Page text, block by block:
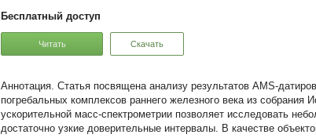
Бесплатный доступ
Читать Скачать
Статья посвящена анализу результатов AMS-
погребальных комплексов раннего железного века из собрания
ускорительной масс-спектрометрии позволяет исследовать
достаточно узкие доверительные интервалы. В качестве